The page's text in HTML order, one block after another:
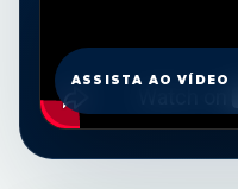
ASSISTA AO VÍDEO